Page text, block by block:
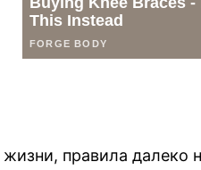
правила далеко